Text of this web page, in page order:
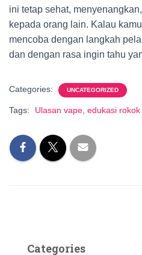
ini tetap sehat,
kepada orang lain. Kalau
mencoba dengan langkah
dan dengan rasa ingin tahu
Categories: UNCATEGORIZED
Tags: Ulasan vape, edukasi
Categories